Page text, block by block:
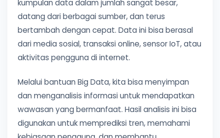
kumpulan data dalam jumlah sangat besar,
datang dari berbagai sumber, dan terus
bertambah dengan cepat. Data ini bisa berasal
dari media sosial, transaksi online, sensor IoT, atau
aktivitas pengguna di internet.
Melalui bantuan Big Data, kita bisa menyimpan
dan menganalisis informasi untuk mendapatkan
wawasan yang bermanfaat. Hasil analisis ini bisa
digunakan untuk memprediksi tren, memahami